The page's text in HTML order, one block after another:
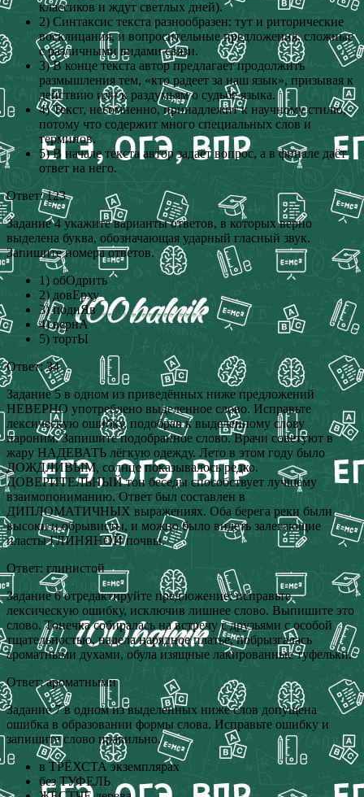
классиков и ждут светлых дней).
2) Синтаксис текста разнообразен: тут и риторические
восклицания, и вопросительные предложения, сложные
с различными видами связи.
3) В конце текста автор предлагает продолжить
размышления тем, «кто радеет за наш язык», призывая к
действию или к раздумьям о судьбе языка.
4) Текст, несомненно, принадлежит к научному стилю,
потому что содержит много специальных слов и
терминов.
5) В начале текста автор задаёт вопрос, а в финале даёт
ответ на него.
Ответ: 123
Задание 4 укажите варианты ответов, в которых верно
выделена буква, обозначающая ударный гласный звук.
Запишите номера ответов.
1) обОдрить
2) довЕрху
3) поднЯв
4) вернА
5) тортЫ
Ответ: 34
Задание 5 в одном из приведённых ниже предложений
НЕВЕРНО употреблено выделенное слово. Исправьте
лексическую ошибку, подобрав к выделенному слову
пароним. Запишите подобранное слово. Врачи советуют в
жару НАДЕВАТЬ лёгкую одежду. Лето в этом году было
ДОЖДЛИВЫМ, солнце показывалось редко.
ДОВЕРИТЕЛЬНЫЙ тон беседы способствует лучшему
взаимопониманию. Ответ был составлен в
ДИПЛОМАТИЧНЫХ выражениях. Оба берега реки были
высоки и обрывисты, и можно было видеть залегающие
пласты ГЛИНЯНОЙ почвы.
Ответ: глинистой
Задание 6 отредактируйте предложение: исправьте
лексическую ошибку, исключив лишнее слово. Выпишите это
слово. Тонечка собиралась на встречу с друзьями с особой
тщательностью, надела нарядное платье, побрызгалась
ароматными духами, обула изящные лакированные туфельки.
Ответ: ароматными
Задание 7 в одном из выделенных ниже слов допущена
ошибка в образовании формы слова. Исправьте ошибку и
запишите слово правильно.
в ТРЁХСТА экземплярах
без ТУФЕЛЬ